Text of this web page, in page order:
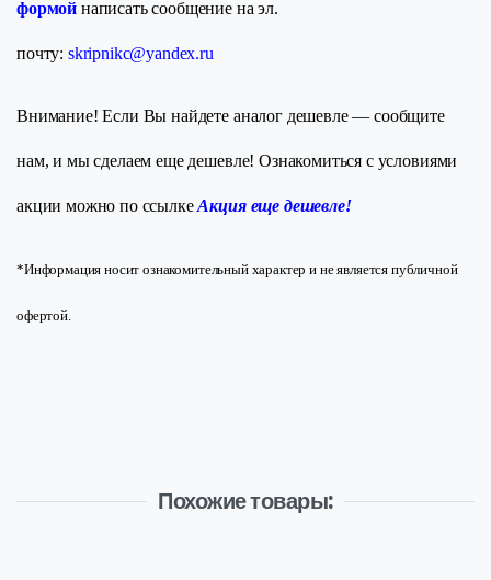
формой написать сообщение на эл.
почту: skripnikc@yandex.ru
Внимание! Если Вы найдете аналог дешевле — сообщите
нам, и мы сделаем еще дешевле! Ознакомиться с условиями
акции можно по ссылкеАкция еще дешевле!
*Информация носит ознакомительный характер и не является публичной
офертой.
Похожие товары: